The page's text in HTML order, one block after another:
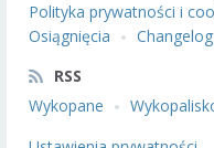
Polityka prywatności i
Osiągnięcia
Changelog
RSS
Wykopane